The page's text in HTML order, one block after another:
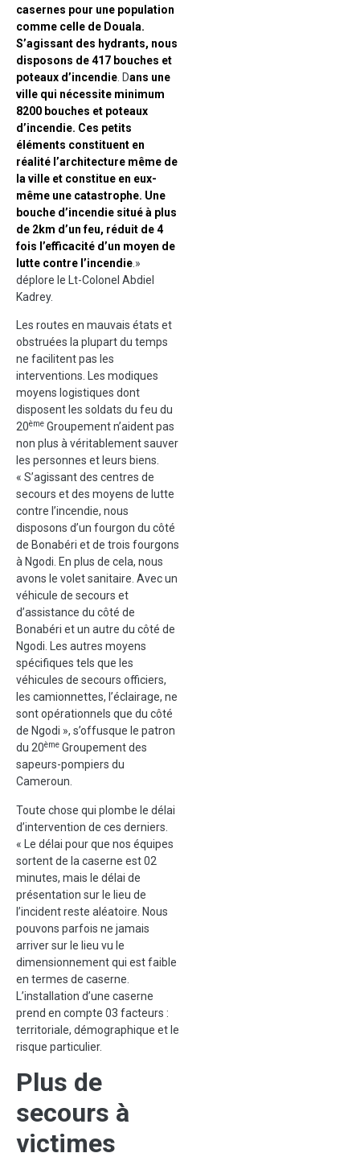
casernes pour une population
comme celle de Douala.
S’agissant des hydrants, nous
disposons de 417 bouches et
poteaux d’incendie . Dans une
ville qui nécessite minimum
8200 bouches et poteaux
d’incendie. Ces petits
éléments constituent en
réalité l’architecture même de
la ville et constitue en eux-
même une catastrophe. Une
bouche d’incendie situé à plus
de 2km d’un feu, réduit de 4
fois l’efficacité d’un moyen de
lutte contre l’incendie .»
déplore le Lt-Colonel Abdiel
Kadrey.
Les routes en mauvais états et
obstruées la plupart du temps
ne facilitent pas les
interventions. Les modiques
moyens logistiques dont
disposent les soldats du feu du
20ème Groupement n’aident pas
non plus à véritablement sauver
les personnes et leurs biens.
« S’agissant des centres de
secours et des moyens de lutte
contre l’incendie, nous
disposons d’un fourgon du côté
de Bonabéri et de trois fourgons
à Ngodi. En plus de cela, nous
avons le volet sanitaire. Avec un
véhicule de secours et
d’assistance du côté de
Bonabéri et un autre du côté de
Ngodi. Les autres moyens
spécifiques tels que les
véhicules de secours officiers,
les camionnettes, l’éclairage, ne
sont opérationnels que du côté
de Ngodi », s’offusque le patron
du 20ème Groupement des
sapeurs-pompiers du
Cameroun.
Toute chose qui plombe le délai
d’intervention de ces derniers.
« Le délai pour que nos équipes
sortent de la caserne est 02
minutes, mais le délai de
présentation sur le lieu de
l’incident reste aléatoire. Nous
pouvons parfois ne jamais
arriver sur le lieu vu le
dimensionnement qui est faible
en termes de caserne.
L’installation d’une caserne
prend en compte 03 facteurs :
territoriale, démographique et le
risque particulier.
Plus de
secours à
victimes